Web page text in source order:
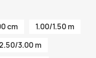
cm
1.00/1.50 m
3.00 m